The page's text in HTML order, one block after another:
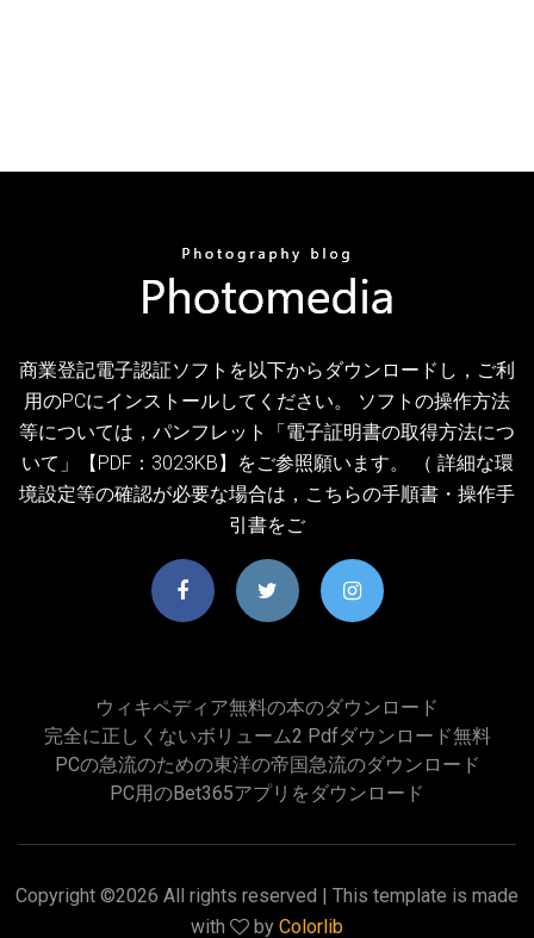
商業登記電子認証ソフトを以下からダウンロードし，ご利
用のPCにインストールしてください。 ソフトの操作方法
等については，パンフレット「電子証明書の取得方法につ
いて」【PDF：3023KB】をご参照願います。 （ 詳細な環
境設定等の確認が必要な場合は，こちらの手順書・操作手
引書をご
ウィキペディア無料の本のダウンロード
完全に正しくないボリューム2 Pdfダウンロード無料
PCの急流のための東洋の帝国急流のダウンロード
PC用のbet365アプリをダウンロード
Copyright ©2026 All rights reserved | This template is made
with
by Colorlib